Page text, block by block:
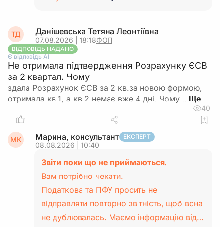
ТД Данішевська Тетяна Леонтіївна
07.08.2026 | 18:18ФОП
ВІДПОВІДЬ НАДАНО
Є відповідь АІ
Не отримала підтвердження Розрахунку ЄСВ
за 2 квартал. Чому
здала Розрахунок ЄСВ за 2 кв.за новою формою,
отримала кв.1, а кв.2 немає вже 4 дні. Чому…
40
МК Марина, консультант ЕКСПЕРТ
08.08.2026 | 10:40
Звіти поки що не приймаються.
Вам потрібно чекати.
Податкова та ПФУ просить не
відправляти повторно звітність, щоб вона
не дублювалась. Маємо інформацію від…